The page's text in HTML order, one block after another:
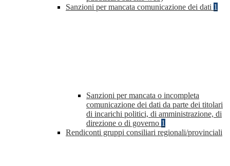
Sanzioni per mancata comunicazione dei dati 1
Sanzioni per mancata o incompleta
comunicazione dei dati da parte dei titolari
di incarichi politici, di amministrazione, di
direzione o di governo 1
Rendiconti gruppi consiliari regionali/provinciali